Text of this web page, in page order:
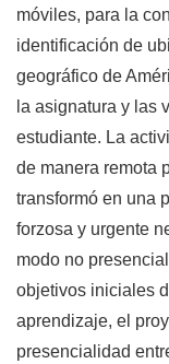
móviles, para la
identificación de
geográfico de
la asignatura y las
estudiante. La
de manera remota
transformó en una
forzosa y urgente
modo no
objetivos iniciales
aprendizaje, el
presencialidad